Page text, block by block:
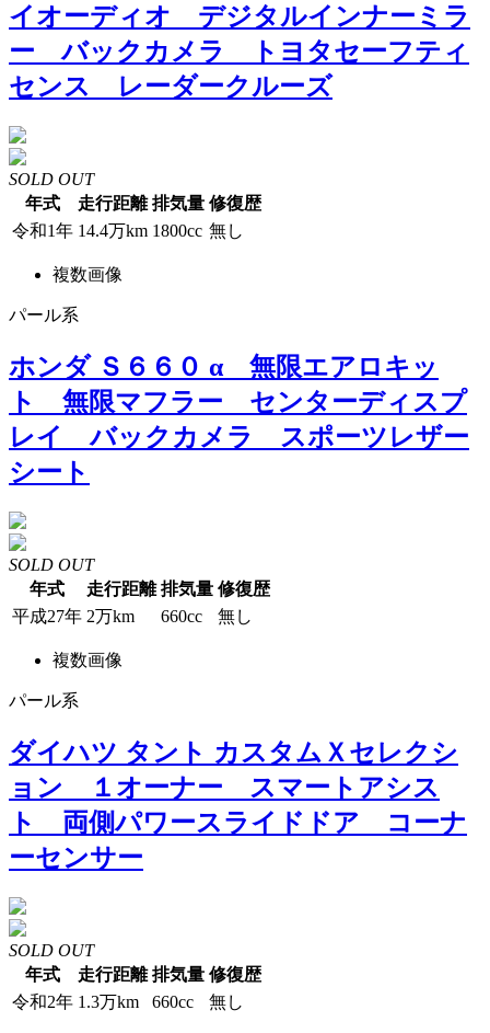
イオーディオ デジタルインナーミラ
ー バックカメラ トヨタセーフティ
センス レーダークルーズ
SOLD OUT
年式
走行距離 排気量 修復歴
令和1年 14.4万km 1800cc 無し
複数画像
パール系
ホンダ Ｓ６６０ α 無限エアロキッ
ト 無限マフラー センターディスプ
レイ バックカメラ スポーツレザー
シート
SOLD OUT
年式
走行距離 排気量 修復歴
平成27年 2万km 660cc 無し
複数画像
パール系
ダイハツ タント カスタムＸセレクシ
ョン １オーナー スマートアシス
ト 両側パワースライドドア コーナ
ーセンサー
SOLD OUT
年式
走行距離 排気量 修復歴
令和2年 1.3万km 660cc 無し